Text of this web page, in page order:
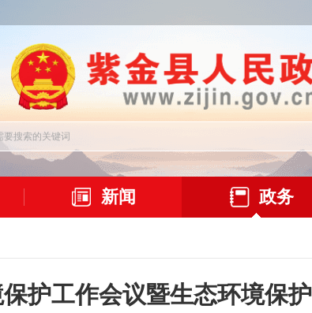
新闻 政务
护工作会议暨生态环境保